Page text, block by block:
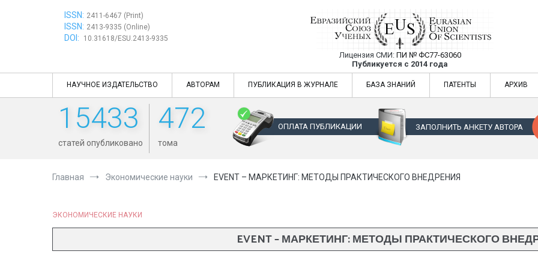
ISSN: 2411-6467 (Print)
ISSN: 2413-9335 (Online)
DOI: 10.31618/ESU.2413-9335
Евразийский Союз Ученых —
Лицензия СМИ: ПИ № ФС77-63060
Публикуется с 2014 года
Евразийский Союз Ученых — публикация научных статей в
НАУЧНОЕ ИЗДАТЕЛЬСТВО АВТОРАМ ПУБЛИКАЦИЯ В ЖУРНАЛЕ БАЗА ЗНАНИЙ ПАТЕНТЫ АРХИВ
15433
статей опубликовано
472
тома
ОПЛАТА ПУБЛИКАЦИИ ЗАПОЛНИТЬ АНКЕТУ АВТОРА
Главная Экономические науки EVENT – МАРКЕТИНГ: МЕТОДЫ ПРАКТИЧЕСКОГО ВНЕДРЕНИЯ
ЭКОНОМИЧЕСКИЕ НАУКИ
EVENT – МАРКЕТИНГ: МЕТОДЫ ПРАКТИЧЕСКОГО